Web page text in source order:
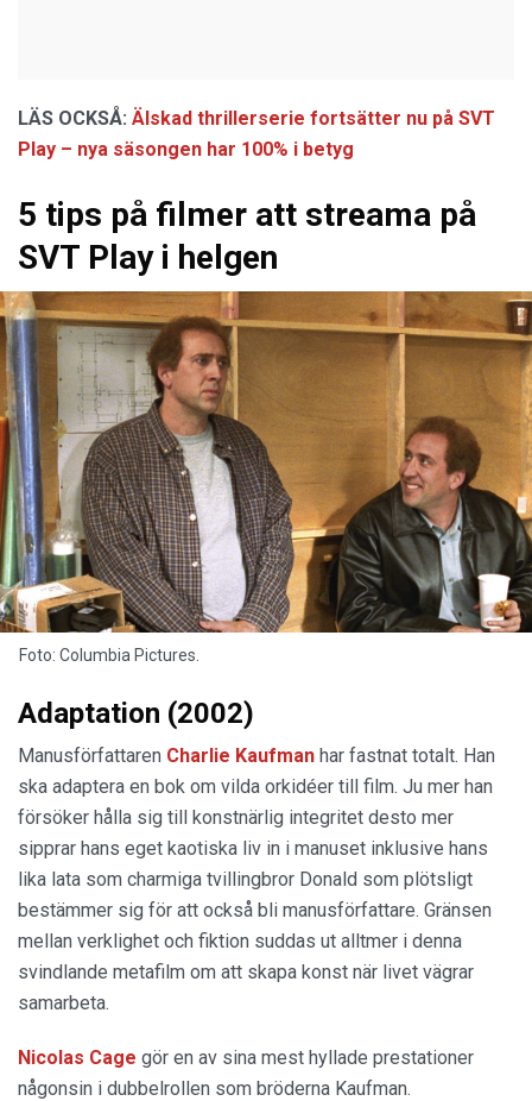
LÄS OCKSÅ: Älskad thrillerserie fortsätter nu på SVT
Play – nya säsongen har 100% i betyg
5 tips på filmer att streama på
SVT Play i helgen
Foto: Columbia Pictures.
Adaptation (2002)
Manusförfattaren Charlie Kaufman har fastnat totalt. Han
ska adaptera en bok om vilda orkidéer till film. Ju mer han
försöker hålla sig till konstnärlig integritet desto mer
sipprar hans eget kaotiska liv in i manuset inklusive hans
lika lata som charmiga tvillingbror Donald som plötsligt
bestämmer sig för att också bli manusförfattare. Gränsen
mellan verklighet och fiktion suddas ut alltmer i denna
svindlande metafilm om att skapa konst när livet vägrar
samarbeta.
Nicolas Cage gör en av sina mest hyllade prestationer
någonsin i dubbelrollen som bröderna Kaufman.